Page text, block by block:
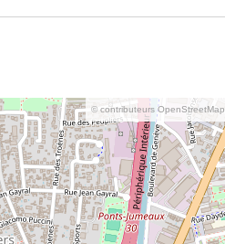
© contributeurs OpenStreetMap